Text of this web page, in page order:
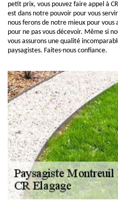
petit prix, vous pouvez faire appel à
est dans notre pouvoir pour vous
nous ferons de notre mieux pour
pour ne pas vous décevoir. Même si
vous assurons une qualité
paysagistes. Faites-nous confiance.